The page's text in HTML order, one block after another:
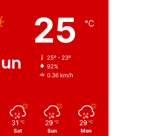
25 ℃
25º - 23º
92%
0.36 km/h
31 ℃
Sat
29 ℃
Sun
29 ℃
Mon